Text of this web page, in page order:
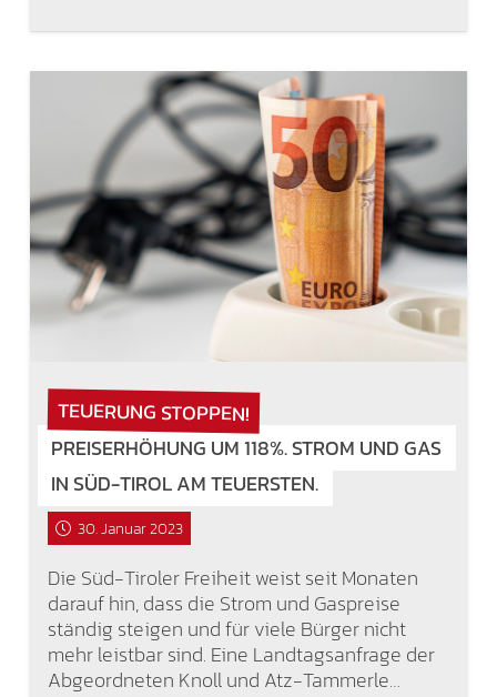
TEUERUNG STOPPEN!
PREISERHÖHUNG UM 118%. STROM UND GAS
IN SÜD-TIROL AM TEUERSTEN.
30. Januar 2023
Die Süd-Tiroler Freiheit weist seit Monaten
darauf hin, dass die Strom und Gaspreise
ständig steigen und für viele Bürger nicht
mehr leistbar sind. Eine Landtagsanfrage der
Abgeordneten Knoll und Atz-Tammerle…